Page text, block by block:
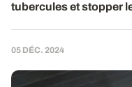
tubercules et stopper
05 DÉC. 2024